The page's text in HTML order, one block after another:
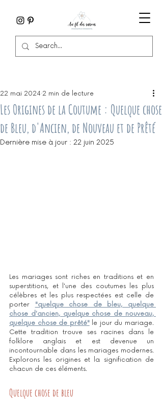
Les Origines de la Coutume : Quelque chose
de Bleu, d'Ancien, de Nouveau et de Prêté
22 mai 2024 2 min de lecture
Dernière mise à jour : 22 juin 2025
Les mariages sont riches en traditions et en
superstitions, et l'une des coutumes les plus
célèbres et les plus respectées est celle de
porter "quelque chose de bleu, quelque
chose d'ancien, quelque chose de nouveau,
quelque chose de prêté" le jour du mariage.
Cette tradition trouve ses racines dans le
folklore anglais et est devenue un
incontournable dans les mariages modernes.
Explorons les origines et la signification de
chacun de ces éléments.
Quelque chose de bleu